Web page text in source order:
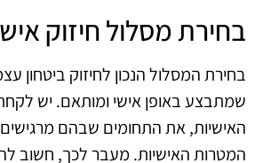
בחירת מסלול חיזוק
בחירת המסלול הנכון לחיזוק ביטחון
שמתבצע באופן אישי ומותאם. יש
האישיות, את התחומים שבהם מרגישים
המטרות האישיות. מעבר לכך, חשוב